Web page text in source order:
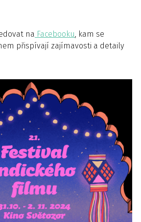
na Facebooku, kam se
přispívají zajímavosti a detaily